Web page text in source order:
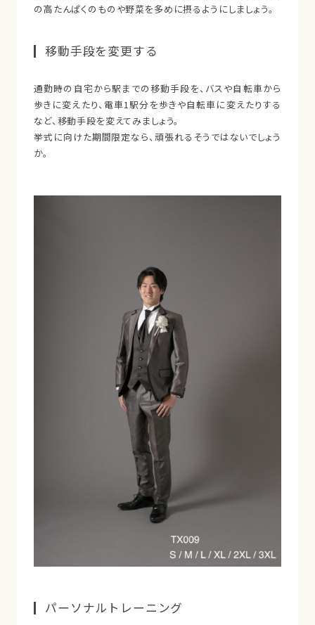
の高たんぱくのものや野菜を多めに摂るようにしましょう。
移動手段を変更する
通勤時の自宅から駅までの移動手段を、バスや自転車から
歩きに変えたり、電車1駅分を歩きや自転車に変えたりする
など、移動手段を変えてみましょう。
挙式に向けた期間限定なら、頑張れるそうではないでしょう
か。
パーソナルトレーニング